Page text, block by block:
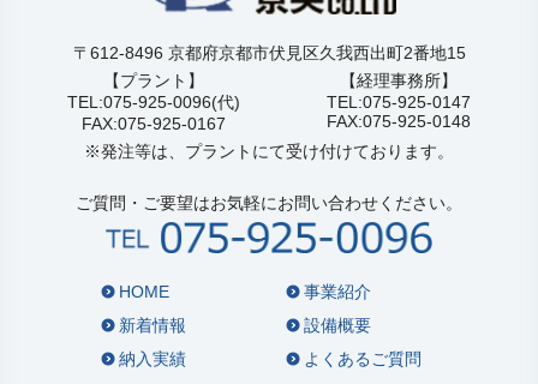
〒612-8496 京都府京都市伏見区久我西出町2番地15
【プラント】
TEL:075-925-0096(代)
FAX:075-925-0167
【経理事務所】
TEL:075-925-0147
FAX:075-925-0148
※発注等は、プラントにて受け付けております。
ご質問・ご要望はお気軽にお問い合わせください。
HOME
新着情報
納入実績
事業紹介
設備概要
よくあるご質問